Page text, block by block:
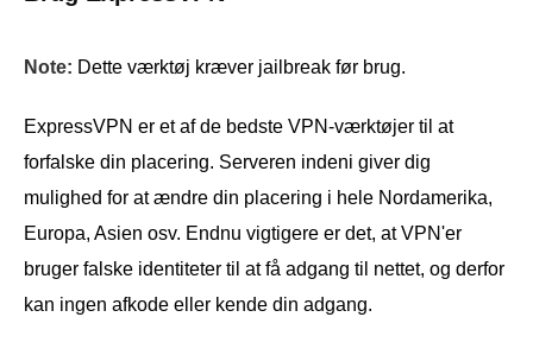
Note: Dette værktøj kræver jailbreak før brug.
ExpressVPN er et af de bedste VPN-værktøjer til at
forfalske din placering. Serveren indeni giver dig
mulighed for at ændre din placering i hele Nordamerika,
Europa, Asien osv. Endnu vigtigere er det, at VPN'er
bruger falske identiteter til at få adgang til nettet, og derfor
kan ingen afkode eller kende din adgang.